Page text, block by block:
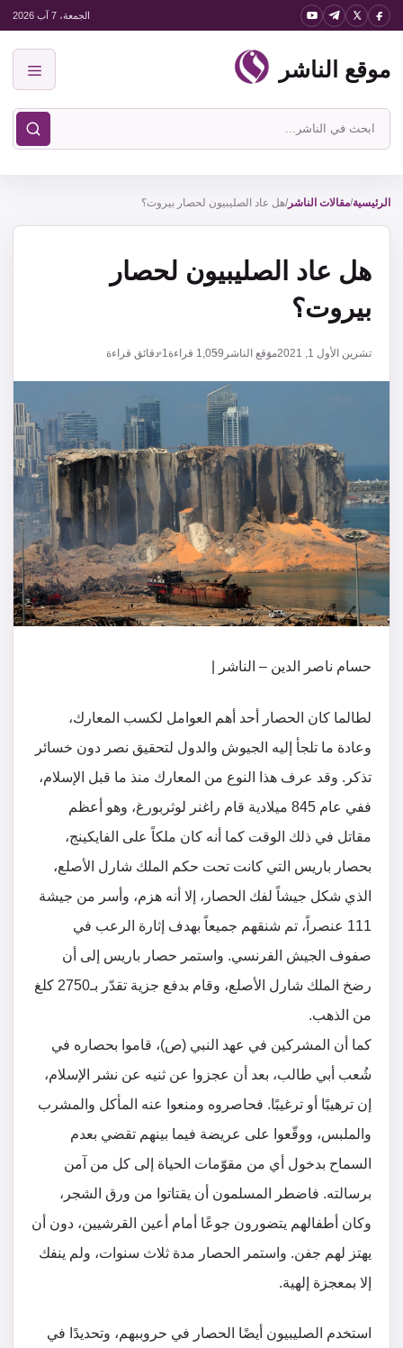
انتقل
المحتوى
الجمعة، 7 آب 2026
موقع الناشر
ابحث
في
الناشر
الرئيسية/مقالات الناشر/هل عاد الصليبيون لحصار بيروت؟
هل عاد الصليبيون لحصار
بيروت؟
تشرين الأول 1, 2021 موقع الناشر 1,059 قراءة1 دقائق قراءة
حسام ناصر الدين – الناشر |
لطالما كان الحصار أحد أهم العوامل لكسب المعارك،
وعادة ما تلجأ إليه الجيوش والدول لتحقيق نصر دون خسائر
تذكر. وقد عرف هذا النوع من المعارك منذ ما قبل الإسلام،
ففي عام 845 ميلادية قام راغنر لوثربورغ، وهو أعظم
مقاتل في ذلك الوقت كما أنه كان ملكاً على الفايكينج،
بحصار باريس التي كانت تحت حكم الملك شارل الأصلع،
الذي شكل جيشاً لفك الحصار، إلا أنه هزم، وأسر من جيشة
111 عنصراً، تم شنقهم جميعاً بهدف إثارة الرعب في
صفوف الجيش الفرنسي. واستمر حصار باريس إلى أن
رضخ الملك شارل الأصلع، وقام بدفع جزية تقدّر بـ2750 كلغ
من الذهب.
كما أن المشركين في عهد النبي (ص)، قاموا بحصاره في
شُعب أبي طالب، بعد أن عجزوا عن ثنيه عن نشر الإسلام،
إن ترهيبًا أو ترغيبًا. فحاصروه ومنعوا عنه المأكل والمشرب
والملبس، ووقّعوا على عريضة فيما بينهم تقضي بعدم
السماح بدخول أي من مقوّمات الحياة إلى كل من آمن
برسالته. فاضطر المسلمون أن يقتاتوا من ورق الشجر،
وكان أطفالهم يتضورون جوعًا أمام أعين القرشيين، دون أن
يهتز لهم جفن. واستمر الحصار مدة ثلاث سنوات، ولم ينفك
إلا بمعجزة إلهية.
استخدم الصليبيون أيضًا الحصار في حروببهم، وتحديدًا في